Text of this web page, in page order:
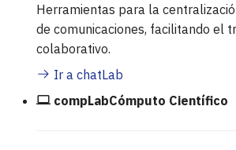
Herramientas para la
de comunicaciones, facilitando el
colaborativo.
Ir a chatLab
compLabCómputo Científico